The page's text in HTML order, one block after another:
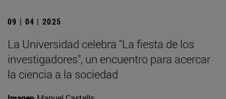
09 | 04 | 2025
La Universidad celebra "La fiesta de los
investigadores", un encuentro para acercar
la ciencia a la sociedad